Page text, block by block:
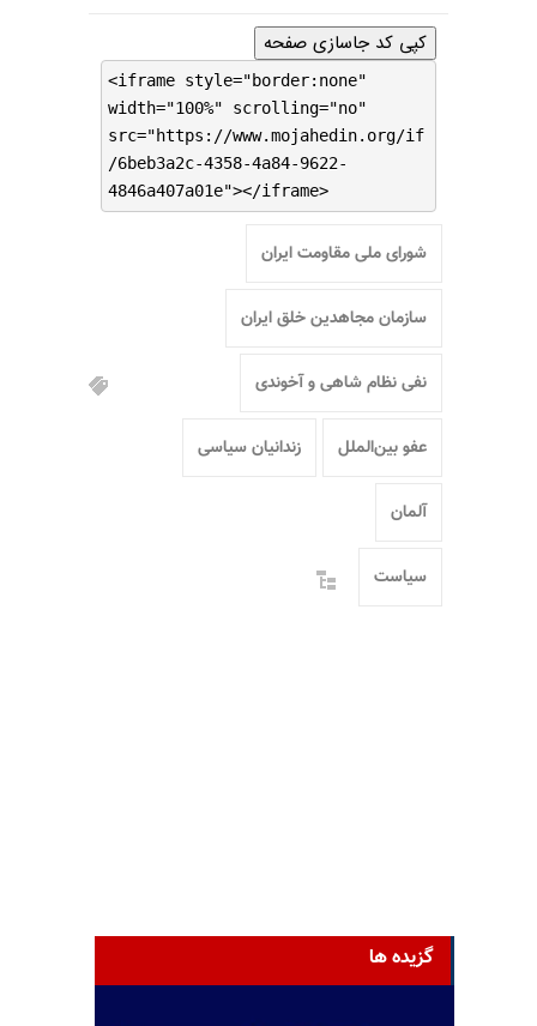
کپی کد جاسازی صفحه
<iframe style="border:none"
width="100%" scrolling="no"
src="https://www.mojahedin.org/if
/6beb3a2c-4358-4a84-9622-
4846a407a01e"></iframe>
شورای ملی مقاومت ایران
سازمان مجاهدین خلق ایران
نفی نظام شاهی و آخوندی
عفو بین‌الملل زندانیان سیاسی
آلمان
سیاست
گزیده ها